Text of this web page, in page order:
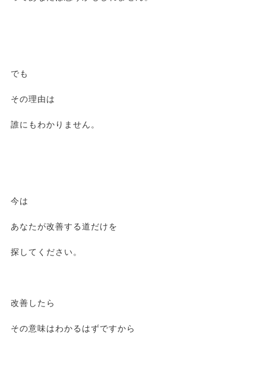
でも
その理由は
誰にもわかりません。
今は
あなたが改善する道だけを
探してください。
改善したら
その意味はわかるはずですから